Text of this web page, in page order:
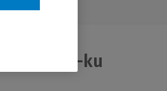
: Ku-ku